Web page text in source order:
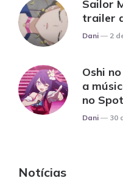
Sailor
trailer
Posted
Dani 2
Oshi
a
no
Posted
Dani 30
Notícias